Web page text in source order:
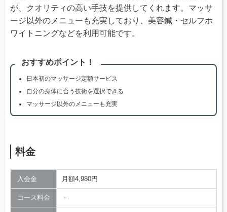
が、クオリティの高い手技を提供してくれます。マッサ
ージ以外のメニューも充実しており、美容鍼・セルフホ
ワイトニングなどを利用可能です。
おすすめポイント！
日本初のマッサージ定額サービス
自分の身体に合う技術を選択できる
マッサージ以外のメニューも充実
料金
入会金 月額4,980円
コース料金 －